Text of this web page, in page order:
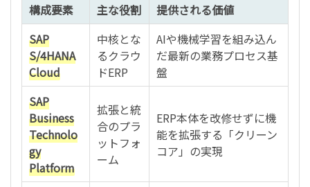
構成要素 主な役割
提供される価値
SAP
S/4HANA
Cloud
中核とな
るクラウ
ドERP
AIや機械学習を組み込ん
だ最新の業務プロセス基
盤
SAP
Business
Technolo
gy
Platform
拡張と統
合のプラ
ットフォ
ーム
ERP本体を改修せずに機
能を拡張する「クリーン
コア」の実現